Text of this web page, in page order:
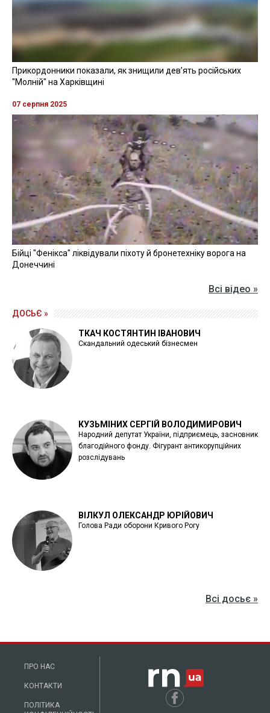
Прикордонники показали, як знищили девʼять російських
"Молній" на Харківщині
07 серпня 2025
Бійці "Фенікса" ліквідували піхоту й бронетехніку ворога на
Донеччині
Всі відео »
ДОСЬЄ »
ТКАЧ КОСТЯНТИН ІВАНОВИЧ
Скандальний одеський бізнесмен
КУЗЬМІНИХ СЕРГІЙ ВОЛОДИМИРОВИЧ
Народний депутат України, підприємець, засновник
благодійного фонду. Фігурант антикорупційних
розслідувань
ВІЛКУЛ ОЛЕКСАНДР ЮРІЙОВИЧ
Голова Ради оборони Кривого Рогу
Всі досьє »
ПРО НАС
КОНТАКТИ
ПОЛІТИКА